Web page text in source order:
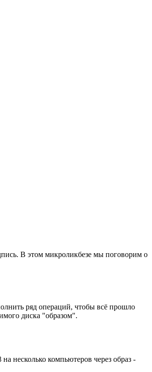
В этом микроликбезе мы поговорим о
ряд операций, чтобы всё прошло
диска "образом".
несколько компьютеров через образ -